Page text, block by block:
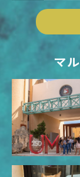
マ